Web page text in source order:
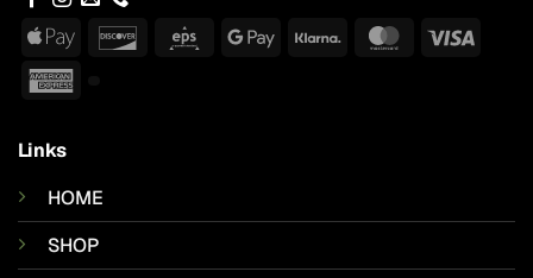
Apple
Discover Eps
GoogleKlarna MasterCard
Visa
Links
HOME
SHOP